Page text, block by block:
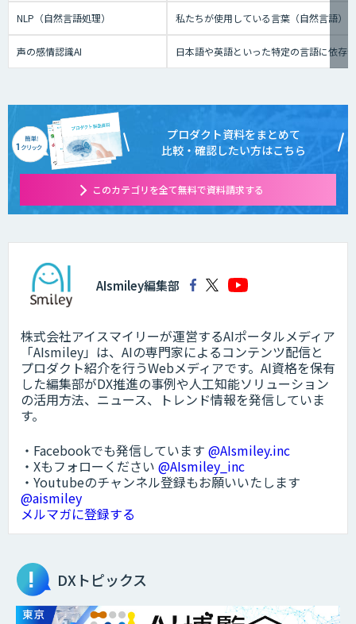
NLP（自然言語処理） 私たちが使用している言葉（自然言語）
声の感情認識AI 日本語や英語といった特定の言語に依存
プロダクト資料をまとめて
比較・確認したい方はこちら
このカテゴリを全て無料で資料請求する
AIsmiley編集部
株式会社アイスマイリーが運営するAIポータルメディア
「AIsmiley」は、AIの専門家によるコンテンツ配信と
プロダクト紹介を行うWebメディアです。AI資格を保有
した編集部がDX推進の事例や人工知能ソリューション
の活用方法、ニュース、トレンド情報を発信していま
す。
・Facebookでも発信しています @AIsmiley.inc
・Xもフォローください @AIsmiley_inc
・Youtubeのチャンネル登録もお願いいたします
@aismiley
メルマガに登録する
DXトピックス